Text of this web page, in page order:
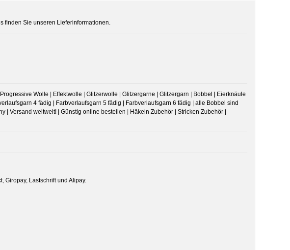
finden Sie unseren Lieferinformationen.
Wolle | Effektwolle | Glitzerwolle | Glitzergarne | Glitzergarn | Bobbel | Eierknäule
4 fädig | Farbverlaufsgarn 5 fädig | Farbverlaufsgarn 6 fädig | alle Bobbel sind
Versand weltweit! | Günstig online bestellen | Häkeln Zubehör | Stricken Zubehör |
Giropay, Lastschrift und Alipay.